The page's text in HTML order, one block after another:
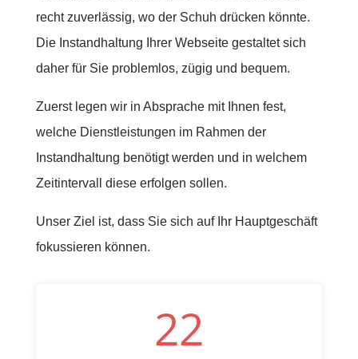
recht zuverlässig, wo der Schuh drücken könnte.
Die Instandhaltung Ihrer Webseite gestaltet sich
daher für Sie problemlos, zügig und bequem.
Zuerst legen wir in Absprache mit Ihnen fest,
welche Dienstleistungen im Rahmen der
Instandhaltung benötigt werden und in welchem
Zeitintervall diese erfolgen sollen.
Unser Ziel ist, dass Sie sich auf Ihr Hauptgeschäft
fokussieren können.
22